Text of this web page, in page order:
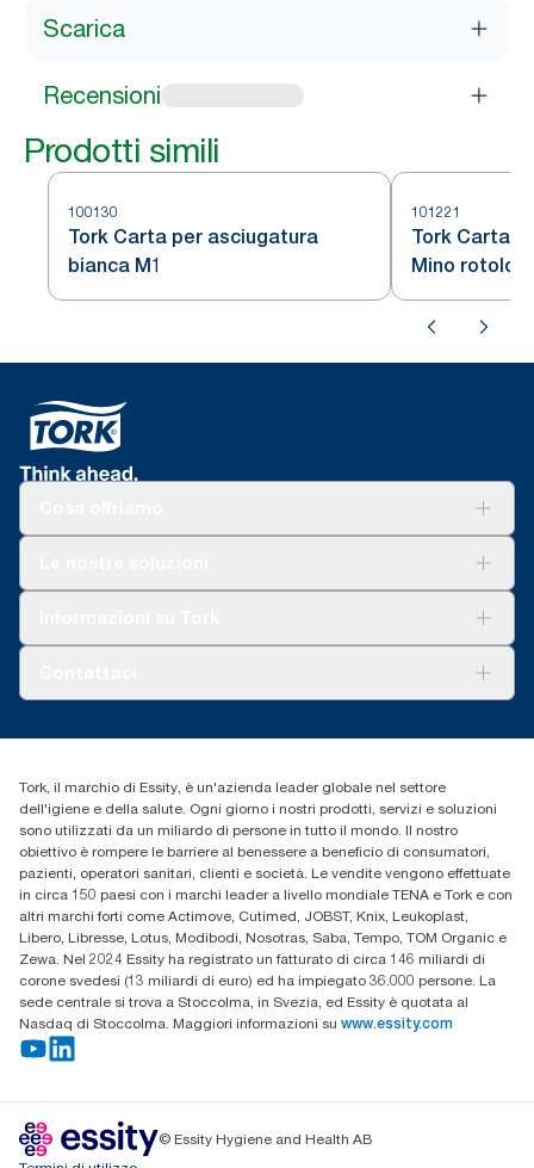
Scarica
Recensioni
Prodotti simili
100130
Tork Carta per asciugatura
bianca M1
101221
Tork Carta
Mino rotolo
+39 0331 443896
Tork, il marchio di Essity, è un'azienda leader globale nel settore
dell'igiene e della salute. Ogni giorno i nostri prodotti, servizi e soluzioni
sono utilizzati da un miliardo di persone in tutto il mondo. Il nostro
obiettivo è rompere le barriere al benessere a beneficio di consumatori,
pazienti, operatori sanitari, clienti e società. Le vendite vengono effettuate
in circa 150 paesi con i marchi leader a livello mondiale TENA e Tork e con
altri marchi forti come Actimove, Cutimed, JOBST, Knix, Leukoplast,
Libero, Libresse, Lotus, Modibodi, Nosotras, Saba, Tempo, TOM Organic e
Zewa. Nel 2024 Essity ha registrato un fatturato di circa 146 miliardi di
corone svedesi (13 miliardi di euro) ed ha impiegato 36.000 persone. La
sede centrale si trova a Stoccolma, in Svezia, ed Essity è quotata al
Nasdaq di Stoccolma. Maggiori informazioni su www.essity.com
© Essity Hygiene and Health AB